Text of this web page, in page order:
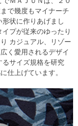
で幾度もマイナーチ
状に作りあげまし
プが従来のゆったり
カジュアル、リゾー
く愛用されるデザイ
るサイズ規格を研究
仕上げています。